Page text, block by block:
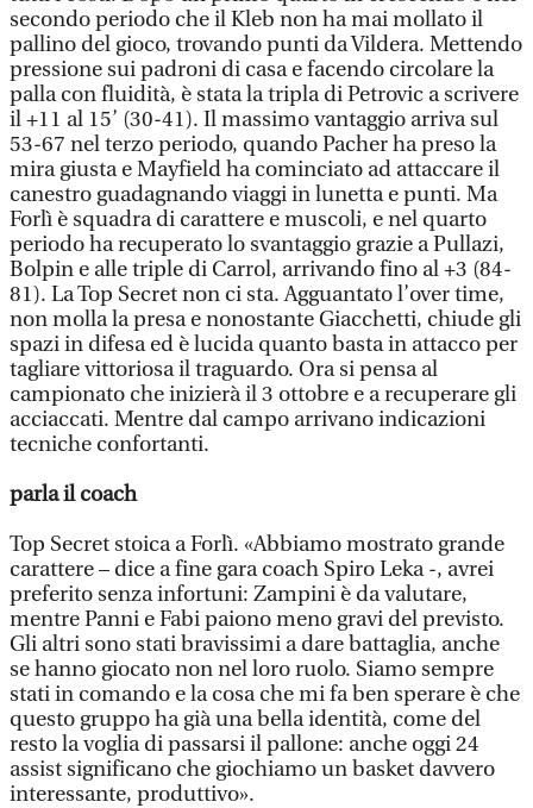
secondo periodo che il Kleb non ha mai mollato il
pallino del gioco, trovando punti da Vildera. Mettendo
pressione sui padroni di casa e facendo circolare la
palla con fluidità, è stata la tripla di Petrovic a scrivere
il +11 al 15’ (30-41). Il massimo vantaggio arriva sul
53-67 nel terzo periodo, quando Pacher ha preso la
mira giusta e Mayfield ha cominciato ad attaccare il
canestro guadagnando viaggi in lunetta e punti. Ma
Forlì è squadra di carattere e muscoli, e nel quarto
periodo ha recuperato lo svantaggio grazie a Pullazi,
Bolpin e alle triple di Carrol, arrivando fino al +3 (84-
81). La Top Secret non ci sta. Agguantato l’over time,
non molla la presa e nonostante Giacchetti, chiude gli
spazi in difesa ed è lucida quanto basta in attacco per
tagliare vittoriosa il traguardo. Ora si pensa al
campionato che inizierà il 3 ottobre e a recuperare gli
acciaccati. Mentre dal campo arrivano indicazioni
tecniche confortanti.
parla il coach
Top Secret stoica a Forlì. «Abbiamo mostrato grande
carattere – dice a fine gara coach Spiro Leka -, avrei
preferito senza infortuni: Zampini è da valutare,
mentre Panni e Fabi paiono meno gravi del previsto.
Gli altri sono stati bravissimi a dare battaglia, anche
se hanno giocato non nel loro ruolo. Siamo sempre
stati in comando e la cosa che mi fa ben sperare è che
questo gruppo ha già una bella identità, come del
resto la voglia di passarsi il pallone: anche oggi 24
assist significano che giochiamo un basket davvero
interessante, produttivo».